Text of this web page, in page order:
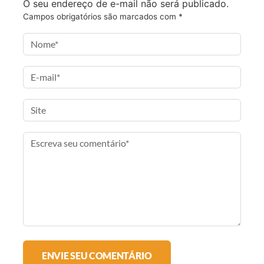
c
e
b
o
o
k
i
t
t
r
s
t
a
r
-
m
a
l
O seu endereço de e-mail não será publicado.
Campos obrigatórios são marcados com *